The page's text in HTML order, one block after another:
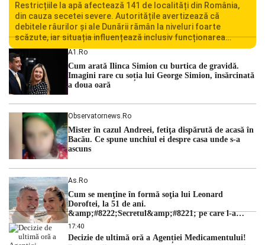
Restricțiile la apă afectează 141 de localități din România,
din cauza secetei severe. Autoritățile avertizează că
debitele râurilor și ale Dunării rămân la niveluri foarte
scăzute, iar situația influențează inclusiv funcționarea
Centralei Nucleare de la Cernavodă. România se confruntă
cu una dintre cele mai dificile perioade din punct de vedere
hidrologic din ultimii ani. Lipsa […]
A1.ro
Cum arată Ilinca Simion cu burtica de gravidă.
Imagini rare cu soția lui George Simion, însărcinată
a doua oară
Observatornews.ro
Mister în cazul Andreei, fetiţa dispărută de acasă în
Bacău. Ce spune unchiul ei despre casa unde s-a
ascuns
As.ro
Cum se menţine în formă soţia lui Leonard
Doroftei, la 51 de ani.
&amp;#8222;Secretul&amp;#8221; pe care l-a
dezvăluit
17:40
Decizie de ultimă oră a Agenției Medicamentului!